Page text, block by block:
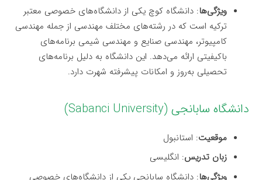
ویژگی‌ها: دانشگاه کوچ یکی از دانشگاه‌های خصوصی معتبر
ترکیه است که در رشته‌های مختلف مهندسی از جمله مهندسی
کامپیوتر، مهندسی صنایع و مهندسی شیمی برنامه‌های
باکیفیتی ارائه می‌دهد. این دانشگاه به دلیل برنامه‌های
تحصیلی به‌روز و امکانات پیشرفته شهرت دارد.
دانشگاه سابانجی (Sabanci University)
موقعیت: استانبول
زبان تدریس: انگلیسی
ویژگی‌ها: دانشگاه سابانجی یکی از دانشگاه‌های خصوصی